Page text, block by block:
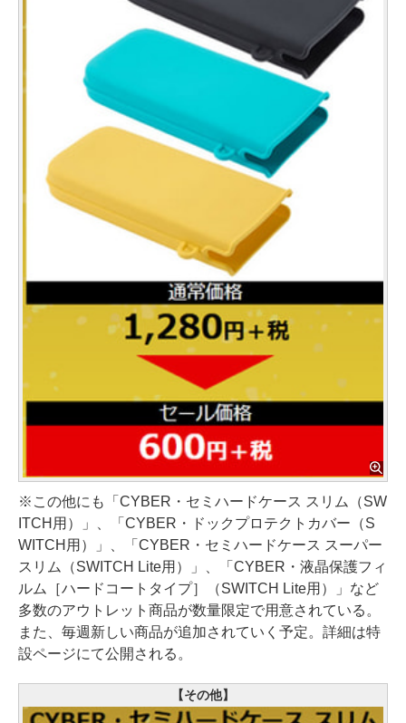
※この他にも「CYBER・セミハードケース スリム（SW
ITCH用）」、「CYBER・ドックプロテクトカバー（S
WITCH用）」、「CYBER・セミハードケース スーパー
スリム（SWITCH Lite用）」、「CYBER・液晶保護フィ
ルム［ハードコートタイプ］（SWITCH Lite用）」など
多数のアウトレット商品が数量限定で用意されている。
また、毎週新しい商品が追加されていく予定。詳細は特
設ページにて公開される。
【その他】